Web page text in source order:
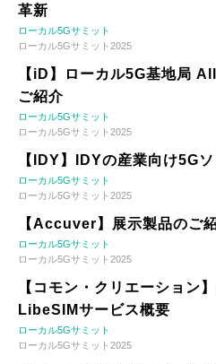
革新
ローカル5Gサミット
ローカル5Gサミット2025
【iD】ローカル5G基地局
ご紹介
ローカル5Gサミット
ローカル5Gサミット2025
【IDY】IDYの産業向け5G
ローカル5Gサミット
ローカル5Gサミット2025
【Accuver】展示製品のご
ローカル5Gサミット
ローカル5Gサミット2025
【コモン・クリエーション
LibeSIMサービス概要
ローカル5Gサミット
ローカル5Gサミット2025